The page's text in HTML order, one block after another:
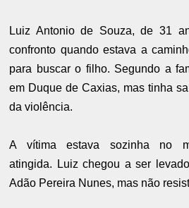
Luiz Antonio de Souza, de 31
confronto quando estava a
para buscar o filho. Segundo a
em Duque de Caxias, mas tinha
da violência.
A vítima estava sozinha no
atingida.
Luiz chegou a ser
Adão Pereira Nunes, mas não